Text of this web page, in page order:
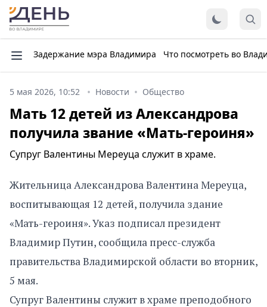
Задержание мэра Владимира Что посмотреть во
5 мая 2026, 10:52 Новости Общество
Мать 12 детей из Александрова
получила звание «Мать-героиня»
Супруг Валентины Мереуца служит в храме.
Жительница Александрова Валентина Мереуца,
воспитывающая 12 детей, получила здание
«Мать-героиня». Указ подписал президент
Владимир Путин, сообщила пресс-служба
правительства Владимирской области во вторник,
5 мая.
Супруг Валентины служит в храме преподобного